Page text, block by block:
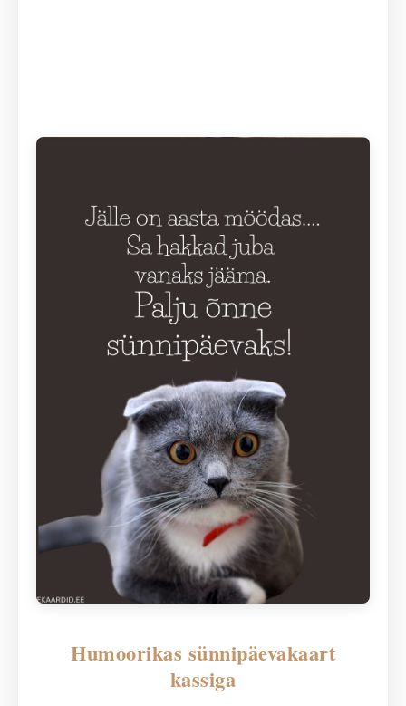
Humoorikas sünnipäevakaart
kassiga